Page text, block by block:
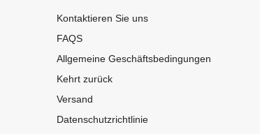
Kontaktieren Sie uns
FAQS
Allgemeine Geschäftsbedingungen
Kehrt zurück
Versand
Datenschutzrichtlinie